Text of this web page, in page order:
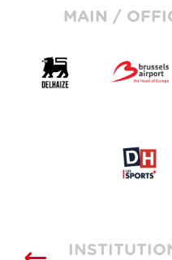
MAIN /